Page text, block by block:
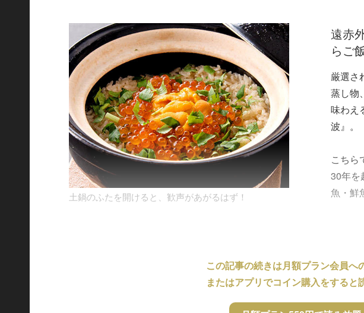
土鍋のふたを開けると、歓声があがるはず！
遠赤
らご
厳選さ
蒸し物
味わえ
波』。
こちら
30年を
魚・鮮
この記事の続きは月額プラン会員へ
またはアプリでコイン購入をすると